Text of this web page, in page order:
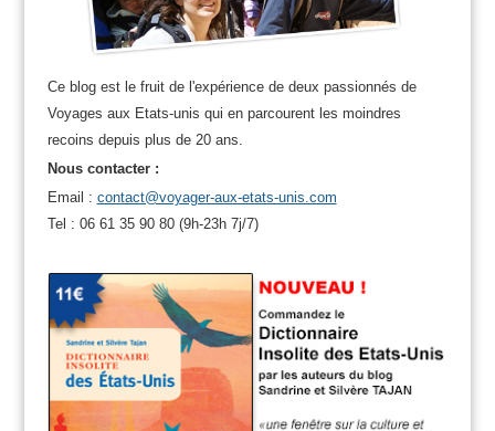
Ce blog est le fruit de l'expérience de deux passionnés de
Voyages aux Etats-unis qui en parcourent les moindres
recoins depuis plus de 20 ans.
Nous contacter :
Email : contact@voyager-aux-etats-unis.com
Tel : 06 61 35 90 80 (9h-23h 7j/7)